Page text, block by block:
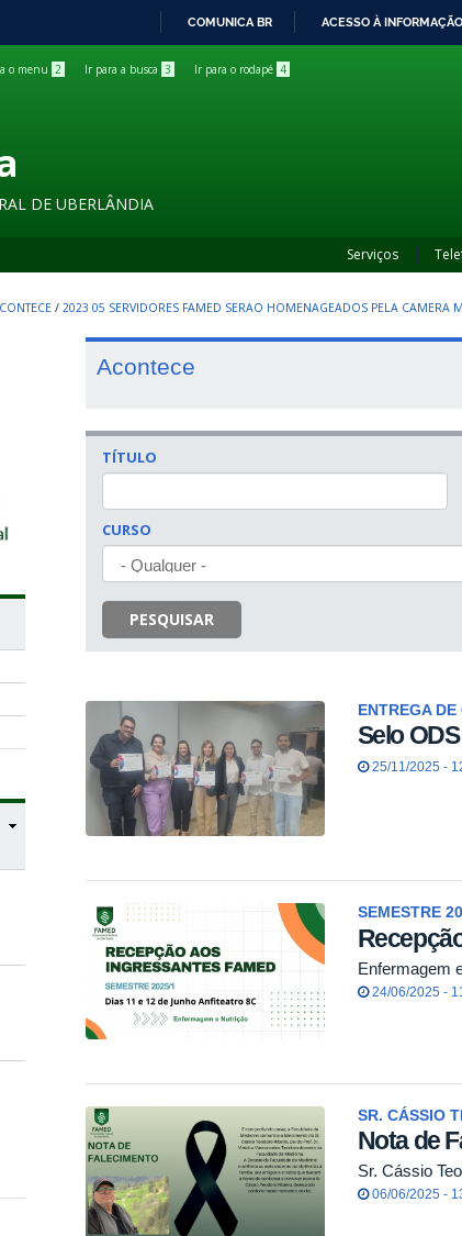
COMUNICA BR ACESSO À INFORMAÇÃO
o menu 2 Ir para a busca 3 Ir para o rodapé 4
DE UBERLÂNDIA
Serviços
/ 2023 05 SERVIDORES FAMED SERAO HOMENAGEADOS PELA CAMERA
Acontece
TÍTULO
CURSO
PESQUISAR
ENTREGA
Selo
25/11/2025 -
SEMESTRE
Enfermagem
24/06/2025 -
SR. CÁSSIO
Nota de
Sr. Cássio
06/06/2025 -